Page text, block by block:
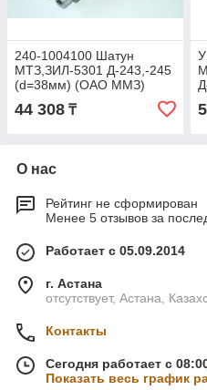
240-1004100 Шатун
МТЗ,ЗИЛ-5301 Д-243,-245
(d=38мм) (ОАО ММЗ)
44 308 ₸
О нас
Рейтинг не сформирован
Менее 5 отзывов за
Работает с 05.09.2014
г. Астана
отсутствует, Астана,
Контакты
Сегодня работает с
Показать весь график